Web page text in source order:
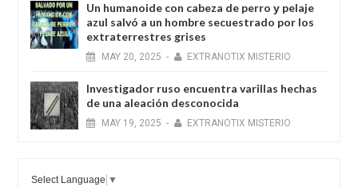
Un humanoide con cabeza de perro у pelaje
azul salvó a un hombre secuestrado por los
extraterrestres grises
MAY 20, 2025 - EXTRANOTIX MISTERIO
Investigador ruso encuentra varillas hechas
de una aleación desconocida
MAY 19, 2025 - EXTRANOTIX MISTERIO
Select Language ▼